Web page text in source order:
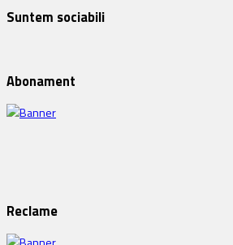
Suntem sociabili
Abonament
Reclame